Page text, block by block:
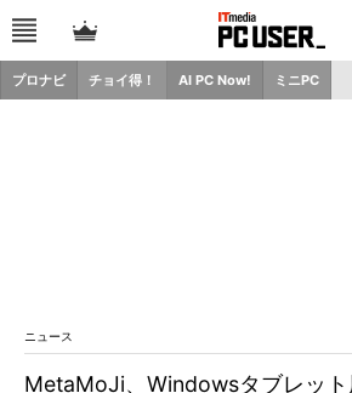
プロナビ チョイ得！ AI PC Now! ミニPC
ニュース
MetaMoJi、Windowsタブレッ